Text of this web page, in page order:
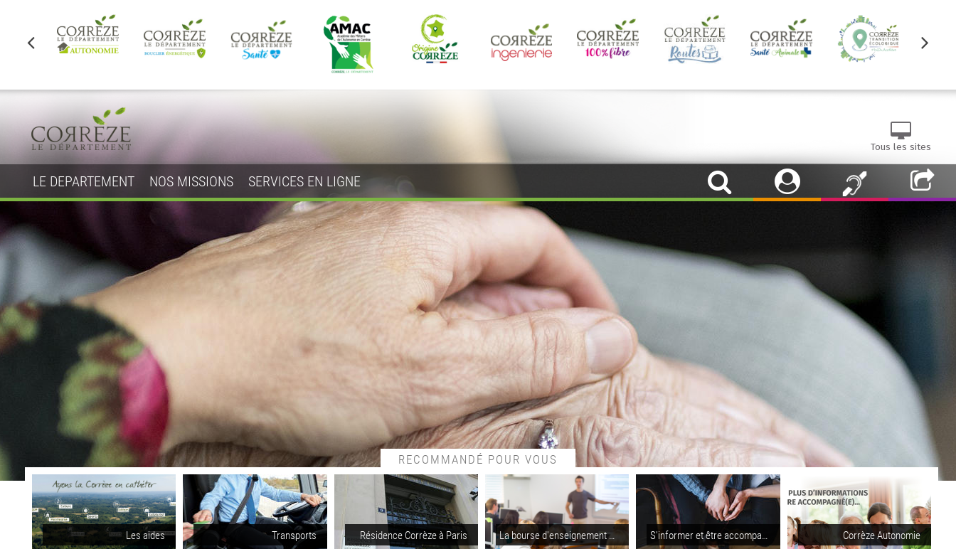
Tous les sites
LE DEPARTEMENT NOS MISSIONS SERVICES EN LIGNE
RECOMMANDÉ POUR VOUS
Les aides Transports Résidence Corrèze à Paris La bourse d'enseignement supérieur S'informer et être accompagné pour les personnes en situation de handicap Corrèze Autonomie